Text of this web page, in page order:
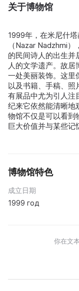
关于博物馆
1999年，在米尼什
（Nazar Nadzhmi
的民间诗人的出生
人的文学遗产。故
一处美丽装饰。这里
以及书籍、手稿、照
有展品中尤为引人注
纪来它依然能清晰地
物馆不仅是可以看到
巨大价值并与某些记
博物馆特色
成立日期
1999 год
你在文